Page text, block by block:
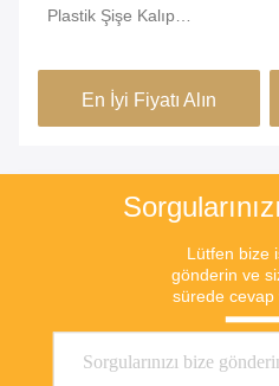
Plastik Şişe Kalıp
En İyi Fiyatı Alın
Lütfen bize
gönderin ve
sürede cevap